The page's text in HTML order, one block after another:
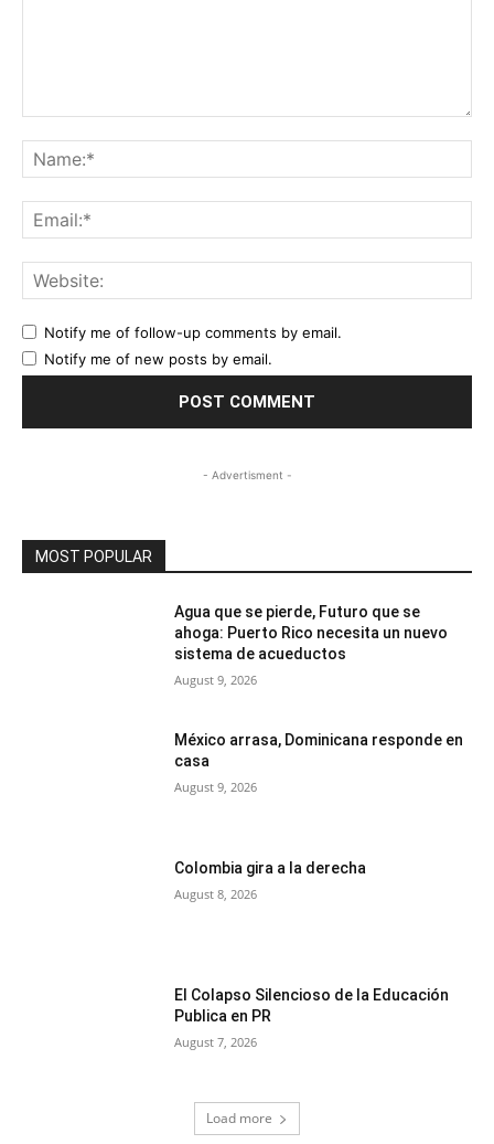
Notify me of follow-up comments by email.
Notify me of new posts by email.
- Advertisment -
MOST POPULAR
Agua que se pierde, Futuro que se
ahoga: Puerto Rico necesita un nuevo
sistema de acueductos
August 9, 2026
México arrasa, Dominicana responde en
casa
August 9, 2026
Colombia gira a la derecha
August 8, 2026
El Colapso Silencioso de la Educación
Publica en PR
August 7, 2026
Load more